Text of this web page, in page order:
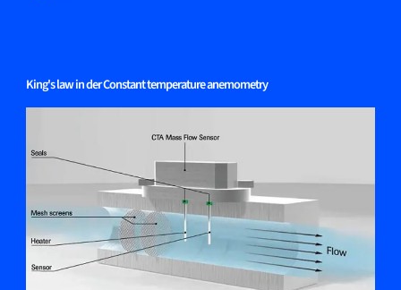
King's law in der Constant temperature anemometry